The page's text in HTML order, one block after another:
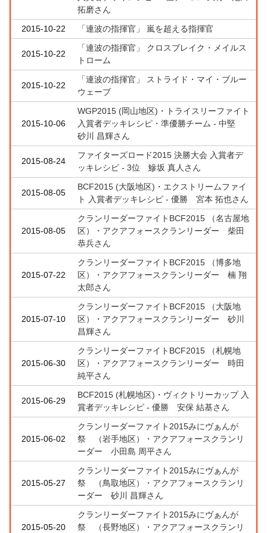
拓磨さん
2015-10-22
「連波の指揮官」 嵐を超える指揮官
2015-10-22
「連波の指揮官」 クロスブレイク・メイルス
トローム
2015-10-22
「連波の指揮官」 ストライド・マイ・ブルー
ウェーブ
2015-10-06
WGP2015 (岡山地区)・トライスリーファイト
入賞者デッキレシピ・準優勝チーム - 中堅
砂川 昌輝さん
2015-08-24
ファイターズロード2015 決勝大会 入賞者デ
ッキレシピ - 3位 鰺坂 真人さん
2015-08-05
BCF2015 (大阪地区)・エクストリームファイ
ト 入賞者デッキレシピ - 優勝 宮本 拓也さん
2015-08-05
クランリーダーファイトBCF2015 （名古屋地
区）・アクアフォースクランリーダー 柴田
恭兵さん
2015-07-22
クランリーダーファイトBCF2015 （博多地
区）・アクアフォースクランリーダー 楠 翔
太郎さん
2015-07-10
クランリーダーファイトBCF2015 （大阪地
区）・アクアフォースクランリーダー 砂川
昌輝さん
2015-06-30
クランリーダーファイトBCF2015 （札幌地
区）・アクアフォースクランリーダー 時田
純平さん
2015-06-29
BCF2015 (札幌地区)・ヴィクトリーカップ 入
賞者デッキレシピ - 優勝 安保 結基さん
2015-06-02
クランリーダーファイト2015みにヴぁんが
祭 （岩手地区）・アクアフォースクランリ
ーダー 小田島 周平さん
2015-05-27
クランリーダーファイト2015みにヴぁんが
祭 （鳥取地区）・アクアフォースクランリ
ーダー 砂川 昌輝さん
2015-05-20
クランリーダーファイト2015みにヴぁんが
祭 （長野地区）・アクアフォースクランリ